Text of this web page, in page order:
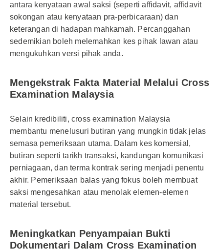
antara kenyataan awal saksi (seperti affidavit, affidavit
sokongan atau kenyataan pra-perbicaraan) dan
keterangan di hadapan mahkamah. Percanggahan
sedemikian boleh melemahkan kes pihak lawan atau
mengukuhkan versi pihak anda.
Mengekstrak Fakta Material Melalui Cross
Examination Malaysia
Selain kredibiliti, cross examination Malaysia
membantu menelusuri butiran yang mungkin tidak jelas
semasa pemeriksaan utama. Dalam kes komersial,
butiran seperti tarikh transaksi, kandungan komunikasi
perniagaan, dan terma kontrak sering menjadi penentu
akhir. Pemeriksaan balas yang fokus boleh membuat
saksi mengesahkan atau menolak elemen-elemen
material tersebut.
Meningkatkan Penyampaian Bukti
Dokumentari Dalam Cross Examination